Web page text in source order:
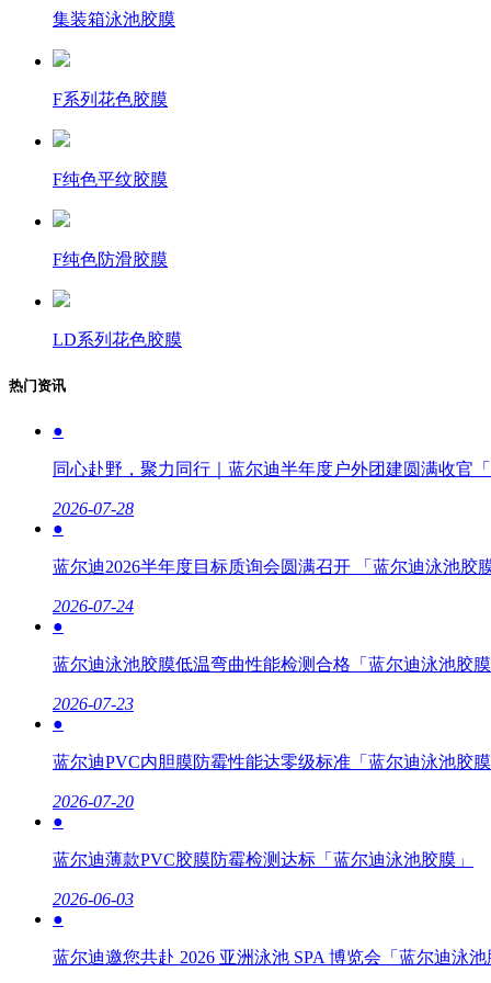
集装箱泳池胶膜
F系列花色胶膜
F纯色平纹胶膜
F纯色防滑胶膜
LD系列花色胶膜
热门资讯
●
同心赴野，聚力同行｜蓝尔迪半年度户外团建圆满收官「
2026-07-28
●
蓝尔迪2026半年度目标质询会圆满召开 「蓝尔迪泳池胶膜
2026-07-24
●
蓝尔迪泳池胶膜低温弯曲性能检测合格「蓝尔迪泳池胶膜
2026-07-23
●
蓝尔迪PVC内胆膜防霉性能达零级标准「蓝尔迪泳池胶膜
2026-07-20
●
蓝尔迪薄款PVC胶膜防霉检测达标「蓝尔迪泳池胶膜」
2026-06-03
●
蓝尔迪邀您共赴 2026 亚洲泳池 SPA 博览会「蓝尔迪泳池